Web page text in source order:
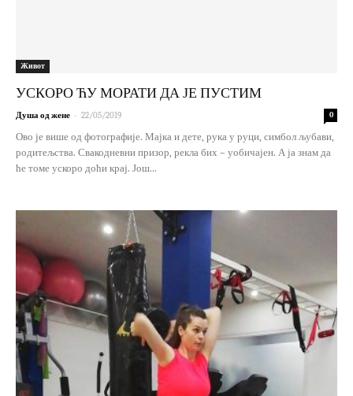
Живот
УСКОРО ЋУ МОРАТИ ДА ЈЕ ПУСТИМ
Душа од жене - 22/05/2019 0
Ово је више од фотографије. Мајка и дете, рука у руци, симбол љубави,
родитељства. Свакодневни призор, рекла бих – уобичајен. А ја знам да
ће томе ускоро доћи крај. Још...